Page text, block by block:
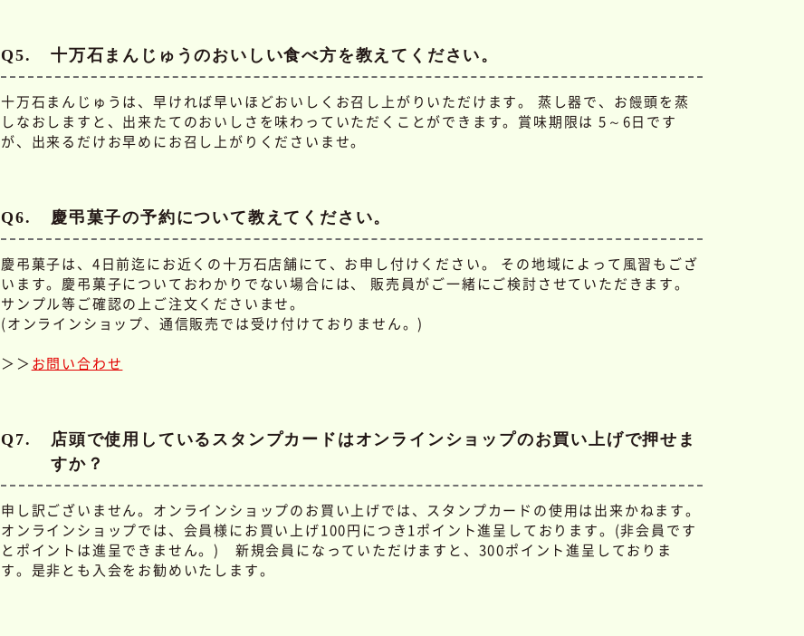
Q5. 十万石まんじゅうのおいしい食べ方を教えてください。
十万石まんじゅうは、早ければ早いほどおいしくお召し上がりいただけます。 蒸し器で、お饅頭を蒸
しなおしますと、出来たてのおいしさを味わっていただくことができます。賞味期限は 5～6日です
が、出来るだけお早めにお召し上がりくださいませ。
Q6. 慶弔菓子の予約について教えてください。
慶弔菓子は、4日前迄にお近くの十万石店舗にて、お申し付けください。 その地域によって風習もござ
います。慶弔菓子についておわかりでない場合には、 販売員がご一緒にご検討させていただきます。
サンプル等ご確認の上ご注文くださいませ。
(オンラインショップ、通信販売では受け付けておりません。)
＞＞お問い合わせ
Q7.
店頭で使用しているスタンプカードはオンラインショップのお買い上げで押せま
すか？
申し訳ございません。オンラインショップのお買い上げでは、スタンプカードの使用は出来かねます。
オンラインショップでは、会員様にお買い上げ100円につき1ポイント進呈しております。(非会員です
とポイントは進呈できません。) 新規会員になっていただけますと、300ポイント進呈しておりま
す。是非とも入会をお勧めいたします。